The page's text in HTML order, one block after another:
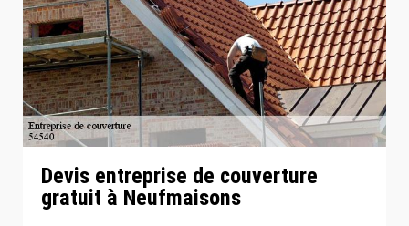
Devis entreprise de couverture
gratuit à Neufmaisons